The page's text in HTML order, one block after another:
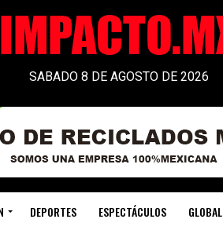
SABADO 8 DE AGOSTO DE 2026
DEPORTES ESPECTÁCULOS GLOBAL